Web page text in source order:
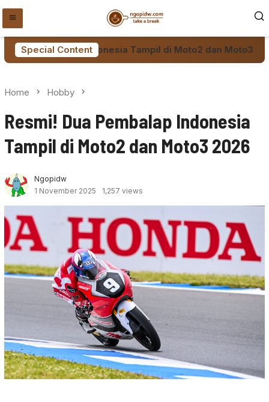
Skip
Special Content
Pembalap Indonesia Tampil di Moto2 dan Moto3 2026
Home Hobby
Resmi! Dua Pembalap Indonesia
Tampil di Moto2 dan Moto3 2026
Ngopidw
1 November 2025
1,257 views